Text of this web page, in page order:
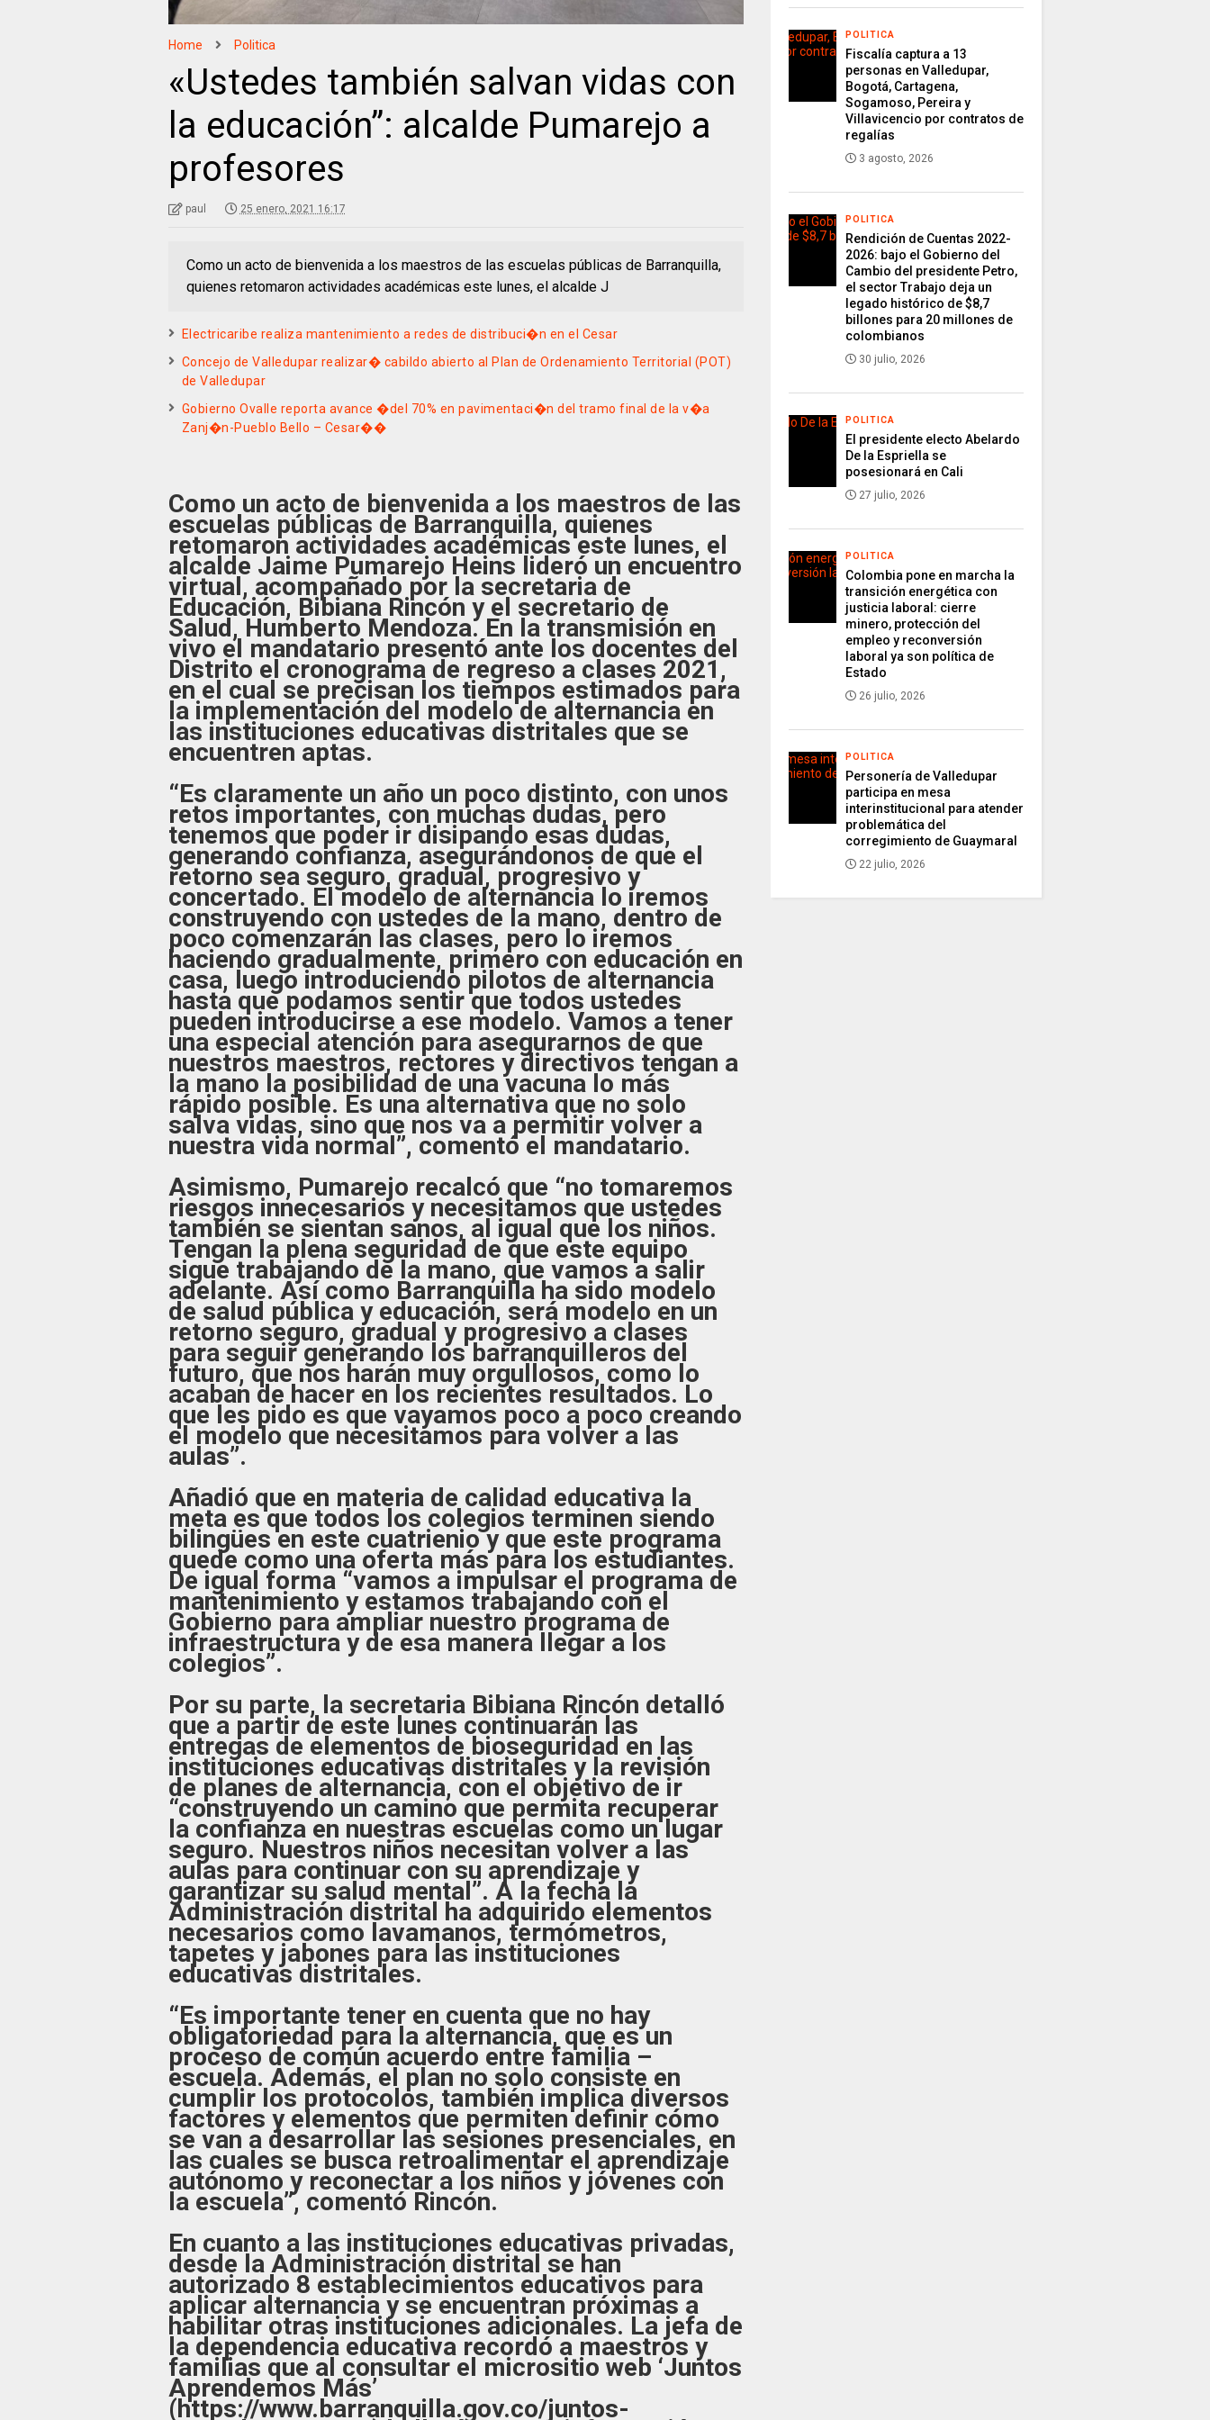
Home Politica
«Ustedes también salvan vidas con
la educación”: alcalde Pumarejo a
profesores
paul 25 enero, 2021 16:17
Como un acto de bienvenida a los maestros de las escuelas públicas de Barranquilla,
quienes retomaron actividades académicas este lunes, el alcalde J
Electricaribe realiza mantenimiento a redes de distribuci�n en el Cesar
Concejo de Valledupar realizar� cabildo abierto al Plan de Ordenamiento Territorial (POT)
de Valledupar
Gobierno Ovalle reporta avance �del 70% en pavimentaci�n del tramo final de la v�a
Zanj�n-Pueblo Bello – Cesar��
Como un acto de bienvenida a los maestros de las
escuelas públicas de Barranquilla, quienes
retomaron actividades académicas este lunes, el
alcalde Jaime Pumarejo Heins lideró un encuentro
virtual, acompañado por la secretaria de
Educación, Bibiana Rincón y el secretario de
Salud, Humberto Mendoza. En la transmisión en
vivo el mandatario presentó ante los docentes del
Distrito el cronograma de regreso a clases 2021,
en el cual se precisan los tiempos estimados para
la implementación del modelo de alternancia en
las instituciones educativas distritales que se
encuentren aptas.
“Es claramente un año un poco distinto, con unos
retos importantes, con muchas dudas, pero
tenemos que poder ir disipando esas dudas,
generando confianza, asegurándonos de que el
retorno sea seguro, gradual, progresivo y
concertado. El modelo de alternancia lo iremos
construyendo con ustedes de la mano, dentro de
poco comenzarán las clases, pero lo iremos
haciendo gradualmente, primero con educación en
casa, luego introduciendo pilotos de alternancia
hasta que podamos sentir que todos ustedes
pueden introducirse a ese modelo. Vamos a tener
una especial atención para asegurarnos de que
nuestros maestros, rectores y directivos tengan a
la mano la posibilidad de una vacuna lo más
rápido posible. Es una alternativa que no solo
salva vidas, sino que nos va a permitir volver a
nuestra vida normal”, comentó el mandatario.
Asimismo, Pumarejo recalcó que “no tomaremos
riesgos innecesarios y necesitamos que ustedes
también se sientan sanos, al igual que los niños.
Tengan la plena seguridad de que este equipo
sigue trabajando de la mano, que vamos a salir
adelante. Así como Barranquilla ha sido modelo
de salud pública y educación, será modelo en un
retorno seguro, gradual y progresivo a clases
para seguir generando los barranquilleros del
futuro, que nos harán muy orgullosos, como lo
acaban de hacer en los recientes resultados. Lo
que les pido es que vayamos poco a poco creando
el modelo que necesitamos para volver a las
aulas”.
Añadió que en materia de calidad educativa la
meta es que todos los colegios terminen siendo
bilingües en este cuatrienio y que este programa
quede como una oferta más para los estudiantes.
De igual forma “vamos a impulsar el programa de
mantenimiento y estamos trabajando con el
Gobierno para ampliar nuestro programa de
infraestructura y de esa manera llegar a los
colegios”.
Por su parte, la secretaria Bibiana Rincón detalló
que a partir de este lunes continuarán las
entregas de elementos de bioseguridad en las
instituciones educativas distritales y la revisión
de planes de alternancia, con el objetivo de ir
“construyendo un camino que permita recuperar
la confianza en nuestras escuelas como un lugar
seguro. Nuestros niños necesitan volver a las
aulas para continuar con su aprendizaje y
garantizar su salud mental”. A la fecha la
Administración distrital ha adquirido elementos
necesarios como lavamanos, termómetros,
tapetes y jabones para las instituciones
educativas distritales.
“Es importante tener en cuenta que no hay
obligatoriedad para la alternancia, que es un
proceso de común acuerdo entre familia –
escuela. Además, el plan no solo consiste en
cumplir los protocolos, también implica diversos
factores y elementos que permiten definir cómo
se van a desarrollar las sesiones presenciales, en
las cuales se busca retroalimentar el aprendizaje
autónomo y reconectar a los niños y jóvenes con
la escuela”, comentó Rincón.
En cuanto a las instituciones educativas privadas,
desde la Administración distrital se han
autorizado 8 establecimientos educativos para
aplicar alternancia y se encuentran próximas a
habilitar otras instituciones adicionales. La jefa de
la dependencia educativa recordó a maestros y
familias que al consultar el micrositio web ‘Juntos
Aprendemos Más’
(https://www.barranquilla.gov.co/juntos-
POLITICA
Fiscalía captura a 13
personas en Valledupar,
Bogotá, Cartagena,
Sogamoso, Pereira y
Villavicencio por contratos de
regalías
3 agosto, 2026
POLITICA
Rendición de Cuentas 2022-
2026: bajo el Gobierno del
Cambio del presidente Petro,
el sector Trabajo deja un
legado histórico de $8,7
billones para 20 millones de
colombianos
30 julio, 2026
POLITICA
El presidente electo Abelardo
De la Espriella se
posesionará en Cali
27 julio, 2026
POLITICA
Colombia pone en marcha la
transición energética con
justicia laboral: cierre
minero, protección del
empleo y reconversión
laboral ya son política de
Estado
26 julio, 2026
POLITICA
Personería de Valledupar
participa en mesa
interinstitucional para atender
problemática del
corregimiento de Guaymaral
22 julio, 2026